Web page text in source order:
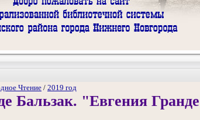
Чтение/ 2019 год
Бальзак. "Евгения